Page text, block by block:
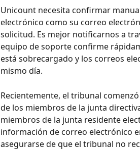
Unicount necesita confirmar
electrónico como su correo
solicitud. Es mejor notificarnos a
equipo de soporte confirme
está sobrecargado y los correos
mismo día.
Recientemente, el tribunal
de los miembros de la junta
miembros de la junta residente
información de correo electrónico
asegurarse de que el tribunal no